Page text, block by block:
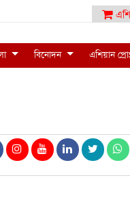
বিনোদন এশিয়ান